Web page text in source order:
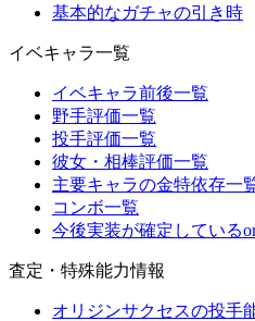
基本的なガチャの引き時
イベキャラ一覧
イベキャラ前後一覧
野手評価一覧
投手評価一覧
彼女・相棒評価一覧
主要キャラの金特依存一
コンボ一覧
今後実装が確定している
査定・特殊能力情報
オリジンサクセスの投手